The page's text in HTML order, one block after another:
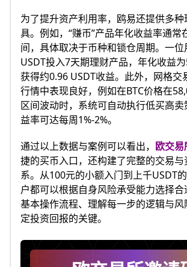
为了提升资产利用率，鸥易还提供多
具。例如，“赚币”产品年化收益率通常
间，具体取决于币种和锁仓周期。一
USDT投入7天期理财产品，年化收益
获得约0.96 USDT收益。此外，网格交
行情中表现良好，例如在BTC价格在
区间波动时，系统可自动执行低买高
益率可达每周1%-2%。
通过以上数据与案例可以看出， 欧交易
捷的买币入口，还构建了完整的交易
系。从100元的小额入门到上千USDT
户都可以根据自身风险承受能力选择
基本操作流程、理解每一步的逻辑与
定投资回报的关键。